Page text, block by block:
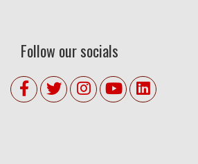
Follow our socials